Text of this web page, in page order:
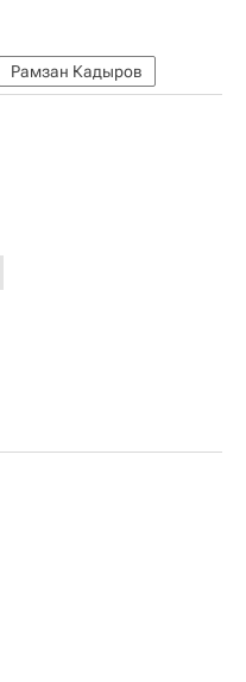
Рамзан Кадыров